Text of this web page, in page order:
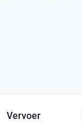
Vervoer